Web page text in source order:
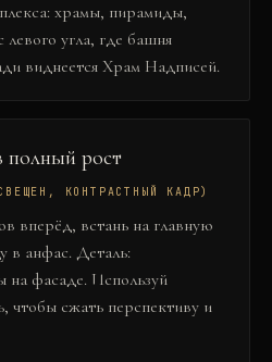
храмы, пирамиды,
угла, где башня
виднеется Храм Надписей.
рост
КОНТРАСТНЫЙ КАДР)
вперёд, встань на главную
в анфас. Деталь:
на фасаде. Используй
чтобы сжать перспективу и